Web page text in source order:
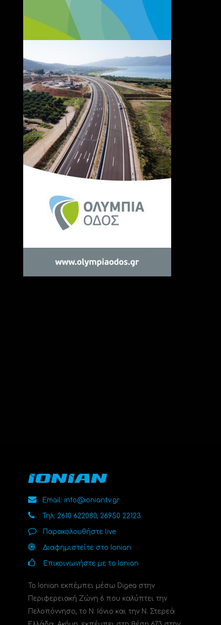
Email: info@ioniantv.gr
Τηλ: 2610 622080, 26950 22123
Παρακολουθήστε live
Διαφημιστείτε στο Ionian
Επικοινωνήστε με το Ionian
Το Ionian εκπέμπει μέσω Digea στην
Περιφερειακή Ζώνη 6 που καλύπτει την
Πελοπόννησο, το N. Ιόνιο και την Ν. Στερεά